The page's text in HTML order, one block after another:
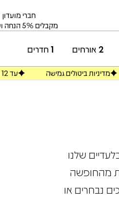
חברי מועדון
מקבלים 5% הנחה ועוד הרבה יותר!
שלנו
מהחופשה
נבחרים או
2 אורחים 1 חדרים
מדיניות ביטולים גמישה עד 12 תשלומים